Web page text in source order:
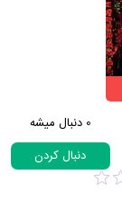
0 دنبال میشه
دنبال کردن